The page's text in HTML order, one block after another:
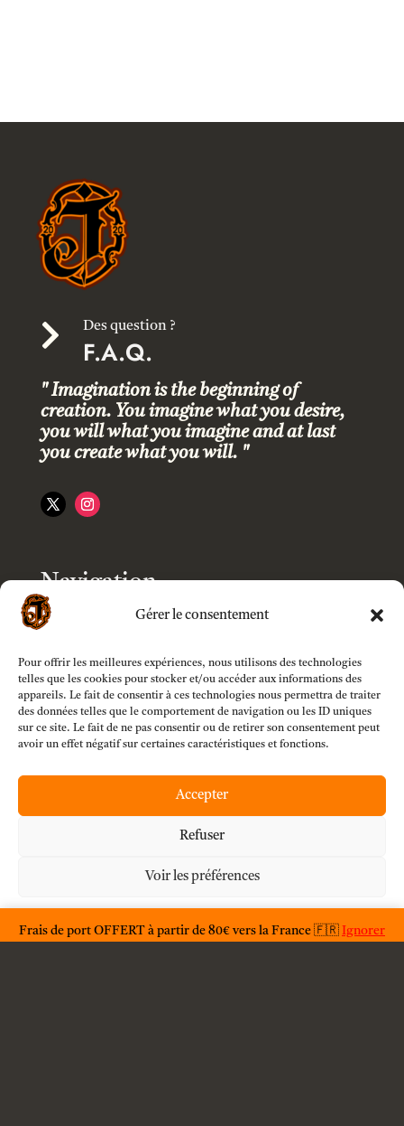
Gérer le consentement
Pour offrir les meilleures expériences, nous utilisons des technologies
telles que les cookies pour stocker et/ou accéder aux informations des
appareils. Le fait de consentir à ces technologies nous permettra de traiter
des données telles que le comportement de navigation ou les ID uniques
sur ce site. Le fait de ne pas consentir ou de retirer son consentement peut
avoir un effet négatif sur certaines caractéristiques et fonctions.
Accepter
Refuser
Voir les préférences
Frais de port OFFERT à partir de 80€ vers la France 🇫🇷 Ignorer
 Des question ?
F.A.Q.
" Imagination is the beginning of
creation. You imagine what you desire,
you will what you imagine and at last
you create what you will. "
Navigation
Accueil
Boutique
Modèles